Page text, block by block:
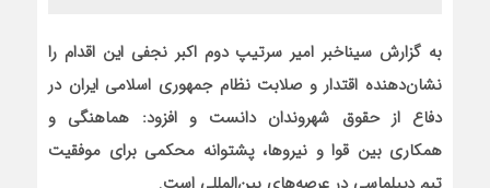
به گزارش سیناخبر امیر سرتیپ دوم اکبر نجفی این اقدام را
نشان‌دهنده اقتدار و صلابت نظام جمهوری اسلامی ایران در
دفاع از حقوق شهروندان دانست و افزود: هماهنگی و
همکاری بین قوا و نیروها، پشتوانه محکمی برای موفقیت